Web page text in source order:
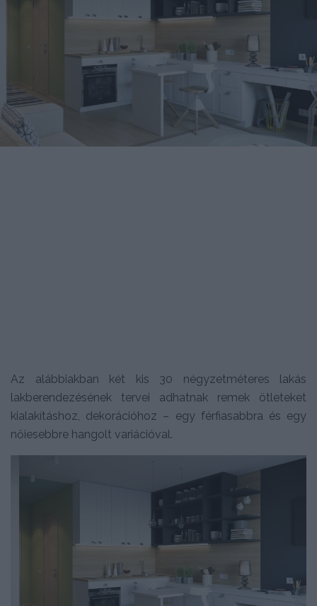
Az alábbiakban két kis 30 négyzetméteres lakás
lakberendezésének tervei adhatnak remek ötleteket
kialakításhoz, dekorációhoz – egy férfiasabbra és egy
nőiesebbre hangolt variációval.